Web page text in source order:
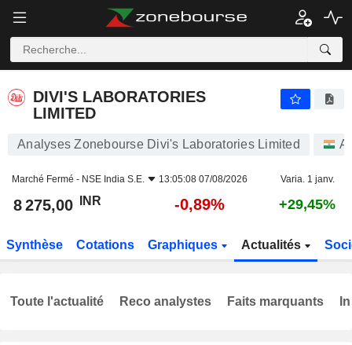
DIVI'S LABORATORIES
LIMITED
Analyses Zonebourse Divi's Laboratories Limited
Marché Fermé - NSE India S.E. 13:05:08 07/08/2026 Varia. 1 janv.
8 275,00 INR -0,89% +29,45%
Synthèse Cotations Graphiques Actualités
Toute l'actualité Reco analystes Faits marquants